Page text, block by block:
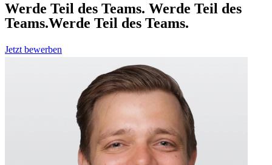
Werde Teil des Teams. Werde Teil des
Teams.Werde Teil des Teams.
Jetzt bewerben